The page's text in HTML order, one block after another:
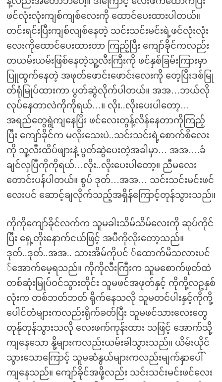
ဖင်လုံးလုံးကျစ်ကျစ်လေးကို ထောင်ပေးထားပါတယ်။
တင်းရင်းပြီးကျစ်လျစ်နေတဲ့ သင်းသင်းမင်းရဲ့ဖင်လုံးလုံး
လေးကိုထောင်ပေးထားတာ ကြည့်ပြီး ကျော်ခိုင်ကလည်း
တယမ်းယမ်းဖြစ်နေတဲ့သူ့လီးကြီးကို ဖင်နှစ်ခြမ်းကြားမှာ
ပြူထွက်နေတဲ့ အဖုတ်ဖောင်းဖောင်းလေးကို တေ့ပြီးဒစ်မြု
တ်ရုံမြုပ်ထားကာ ပွတ်ဆွဲလိုက်ပါတယ်။ အအ…ဘယ်လို
လုပ်နေတာလဲကိုကိုရယ်…။ လိုး..လိုးပေးပါတော့…
အရည်တွေရွဲကျနေပြိး ဖင်လေးတွန့်လိန်နေတာကိုကြည့်
ပြီး ကျော်ခိုင်က မလိုးသေးပဲ..သင်းသင်းရဲ့စောက်စိလေး
ကို သူ့လီးထိပ်ဖျားနဲ့ ပွတ်ဆွဲပေးတဲ့အခါမှာ… အအ….ခံ
ချင်လှပြီကိုကိုရယ်…လိုး..လိုးပေးပါတော့။ ညီမလေး
တောင်းပန်ပါတယ်။ စွပ် ဒုတ်…အအ… သင်းသင်းမင်းဖင်
လေးပင် ဆောင့်ချလိုက်သည့်အရှိန်ကြောင့်တုန်သွားသည်။
ကိုကိုကျော်ခိုင်လက်က သူမခါးသိမ်သိမ်လေးကို ဆုပ်ကိုင်
ပြီး ရှေ့တိုးနောက်ငယ်ဖြင့် အပီကိုလိုးတော့သည်။
ဒုတ်..ဒုတ်..အအ.. သားအိမ်ကိုပင် ်ထောက်မိသလားပင်
်အောက်မေ့ရသည်။ ကိုကိုလီးကြီးက သူမစောက်ဖုတ်ထဲ
တစ်ဆုံးမြုပ်ဝင်သွားတိုင်း သူမဖင်အဖုတ်နှင့် ကိုကို့လဥနှစ်
လုံးက တစ်ဘတ်ဘတ် ရိုက်နေသလို သူမတင်ပါးနှင့်ကိုကို့
ပေါင်တံများကလည်းရိုက်ခတ်ပြီး သူမဖင်သားလေးတွေ
တုန်ုတုန်သွားသလို လေးဖက်ကုန်းထား သဖြင့် အောက်သို့
ကျနေသော နို့များကလည်းယမ်းခါသွားသည်။ ယိမ်းယိုင်
သွားသောကြောင့် သူမဆံနွယ်များကလည်းမျက်နှာပေါ်
ကျနေသည်။ ကျော်ခိုင်အဖို့လည်း သင်းသင်းမင်းဖင်လေး